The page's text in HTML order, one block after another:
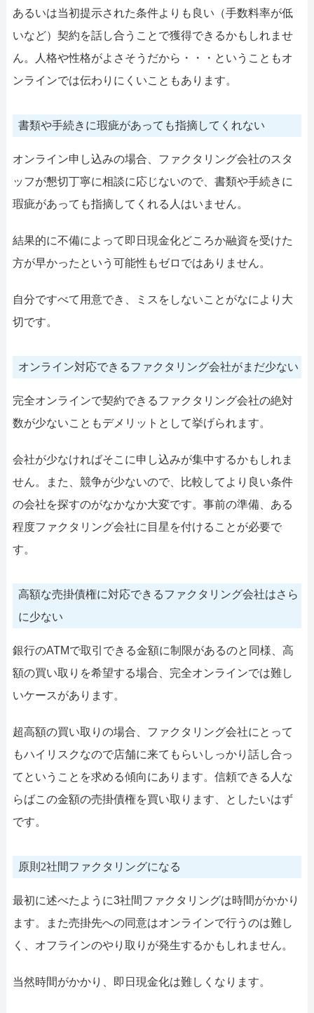
あるいは当初提示された条件よりも良い（手数料率が低
いなど）契約を話し合うことで獲得できるかもしれませ
ん。人格や性格がよさそうだから・・・ということもオ
ンラインでは伝わりにくいこともあります。
書類や手続きに瑕疵があっても指摘してくれない
オンライン申し込みの場合、ファクタリング会社のスタ
ッフが懇切丁寧に相談に応じないので、書類や手続きに
瑕疵があっても指摘してくれる人はいません。
結果的に不備によって即日現金化どころか融資を受けた
方が早かったという可能性もゼロではありません。
自分ですべて用意でき、ミスをしないことがなにより大
切です。
オンライン対応できるファクタリング会社がまだ少ない
完全オンラインで契約できるファクタリング会社の絶対
数が少ないこともデメリットとして挙げられます。
会社が少なければそこに申し込みが集中するかもしれま
せん。また、競争が少ないので、比較してより良い条件
の会社を探すのがなかなか大変です。事前の準備、ある
程度ファクタリング会社に目星を付けることが必要で
す。
高額な売掛債権に対応できるファクタリング会社はさら
に少ない
銀行のATMで取引できる金額に制限があるのと同様、高
額の買い取りを希望する場合、完全オンラインでは難し
いケースがあります。
超高額の買い取りの場合、ファクタリング会社にとって
もハイリスクなので店舗に来てもらいしっかり話し合っ
てということを求める傾向にあります。信頼できる人な
らばこの金額の売掛債権を買い取ります、としたいはず
です。
原則2社間ファクタリングになる
最初に述べたように3社間ファクタリングは時間がかかり
ます。また売掛先への同意はオンラインで行うのは難し
く、オフラインのやり取りが発生するかもしれません。
当然時間がかかり、即日現金化は難しくなります。